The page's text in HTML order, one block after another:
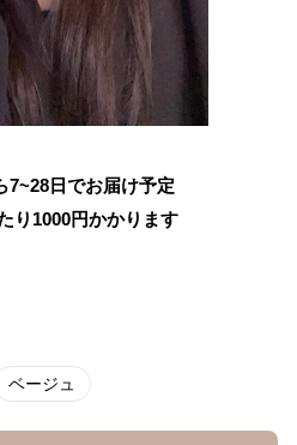
7~28日でお届け予定
り 1000円かかります
ベージュ